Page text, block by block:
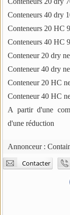
Conteneurs 40 dry
Conteneurs 20 HC
Conteneurs 40 HC
Conteneur 20 dry
Conteneur 40 dry
Conteneur 20 HC
Conteneur 40 HC
A partir d'une
d'une réduction
Annonceur :
Contacter